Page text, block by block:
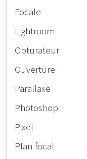
Focale
Lightroom
Obturateur
Ouverture
Parallaxe
Photoshop
Pixel
Plan focal